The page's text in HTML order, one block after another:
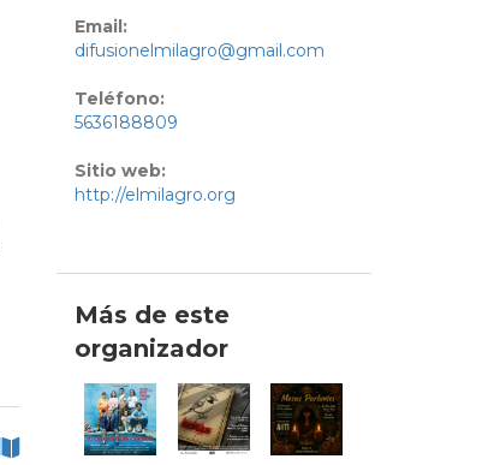
Email:
difusionelmilagro@gmail.com
Teléfono:
5636188809
Sitio web:
http://elmilagro.org
Más de este
organizador